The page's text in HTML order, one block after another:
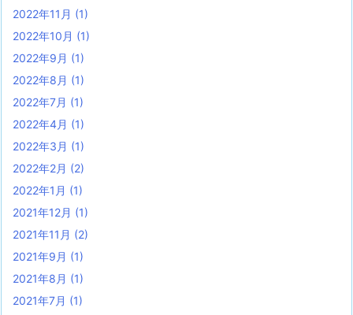
2022年11月 (1)
2022年10月 (1)
2022年9月 (1)
2022年8月 (1)
2022年7月 (1)
2022年4月 (1)
2022年3月 (1)
2022年2月 (2)
2022年1月 (1)
2021年12月 (1)
2021年11月 (2)
2021年9月 (1)
2021年8月 (1)
2021年7月 (1)